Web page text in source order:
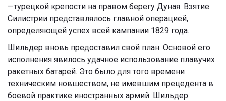
—турецкой крепости на правом берегу Дуная. Взятие
Силистрии представлялось главной операцией,
определяющей успех всей кампании 1829 года.
Шильдер вновь предоставил свой план. Основой его
исполнения явилось удачное использование плавучих
ракетных батарей. Это было для того времени
техническим новшеством, не имевшим прецедента в
боевой практике иностранных армий. Шильдер